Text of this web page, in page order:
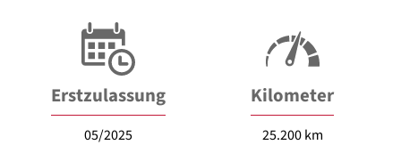
Erstzulassung
05/2025
Kilometer
25.200 km